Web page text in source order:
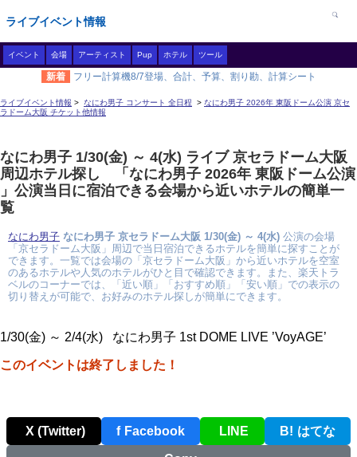
ライブイベント情報
イベント 会場 アーティスト Pup ホテル ツール
新着 フリー計算機8/7登場、合計、予算、割り勘、計算シート
ライブイベント情報 > なにわ男子 コンサート 全日程 > なにわ男子 2026年 東阪ドーム公演 京セ
ラドーム大阪 チケット他情報
なにわ男子 1/30(金) ～ 4(水) ライブ 京セラドーム大阪
周辺ホテル探し 「なにわ男子 2026年 東阪ドーム公演
」公演当日に宿泊できる会場から近いホテルの簡単一
覧
なにわ男子 なにわ男子 京セラドーム大阪 1/30(金) ～ 4(水) 公演の会場
「京セラドーム大阪」周辺で当日宿泊できるホテルを簡単に探すことが
できます。一覧では会場の「京セラドーム大阪」から近いホテルを空室
のあるホテルや人気のホテルがひと目で確認できます。また、楽天トラ
ベルのコーナーでは、「近い順」「おすすめ順」「安い順」での表示の
切り替えが可能で、お好みのホテル探しが簡単にできます。
1/30(金) ～ 2/4(水) なにわ男子 1st DOME LIVE ’VoyAGE’
このイベントは終了しました！
X (Twitter) f Facebook LINE B! はてな